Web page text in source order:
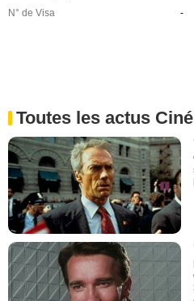
N° de Visa
-
Toutes les actus Ciné